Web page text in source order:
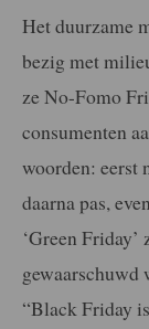
Het duurzame
bezig met
ze No-Fomo
consumenten
woorden: eerst
daarna pas,
‘Green
gewaarschuwd
“Black Friday